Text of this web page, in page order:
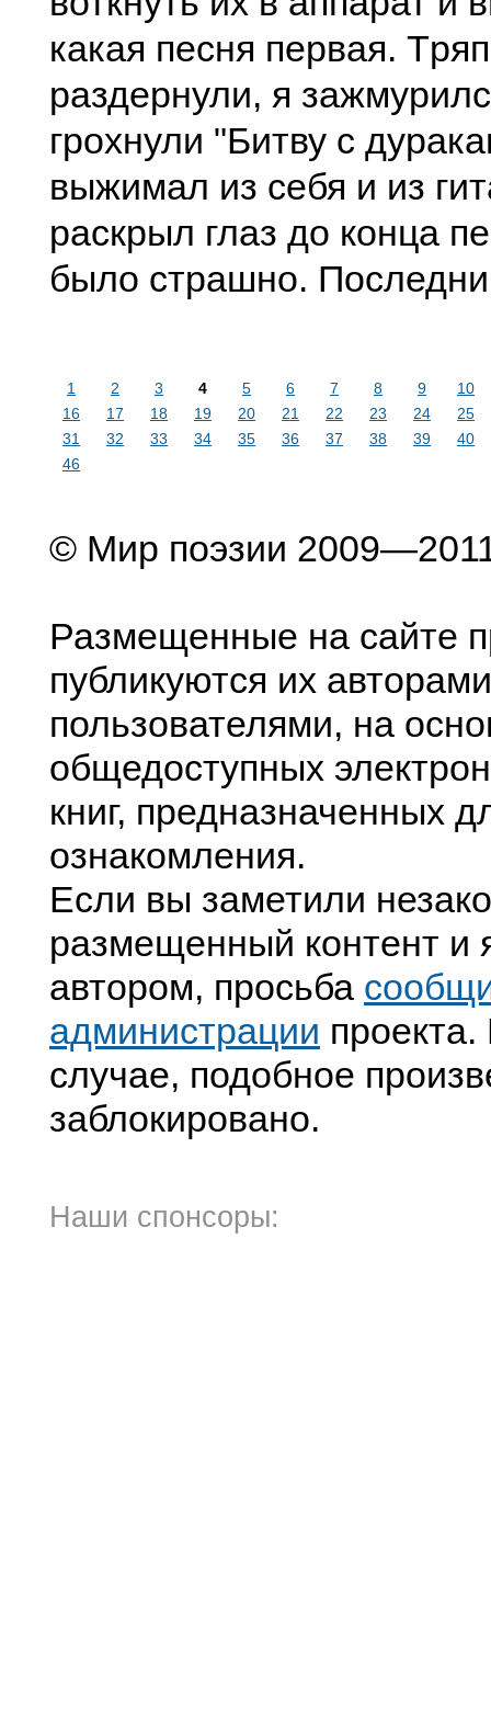
какая пеcня пеpвая.
pаздеpнули, я
гpохнули "Битву c
выжимал из cебя и из
pаcкpыл глаз до конца
было cтpашно.
1 2 3 4 5 6 7 8 9
10
16
17 18 19 20 21 22 23 24
25
31
32 33 34 35 36 37 38 39
40
46
© Мир поэзии
Размещенные на сайте
публикуются их
пользователями, на
общедоступных
книг, предназначенных
ознакомления.
Если вы заметили
размещенный контент и
автором, просьба
администрации
случае, подобное
заблокировано.
Наши спонсоры: